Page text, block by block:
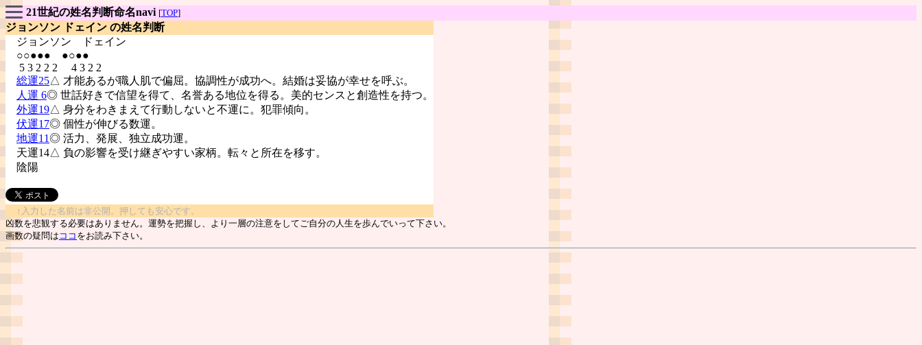
21世紀の姓名判断命名navi [TOP]
ジョンソン ドェイン の姓名判断
ジョンソン
ドェイン
○○●●● ●○●●
5 3 2 2 2 4 3 2 2
総運25△ 才能あるが職人肌で偏屈。協調性が成功へ。結婚は妥協が幸せを呼ぶ。
人運 6◎ 世話好きで信望を得て、名誉ある地位を得る。美的センスと創造性を持つ。
外運19△ 身分をわきまえて行動しないと不運に。犯罪傾向。
伏運17◎ 個性が伸びる数運。
地運11◎ 活力、発展、独立成功運。
天運14△ 負の影響を受け継ぎやすい家柄。転々と所在を移す。
陰陽
↑入力した名前は非公開。押しても安心です。
凶数を悲観する必要はありません。運勢を把握し、より一層の注意をしてご自分の人生を歩んでいって下さい。
画数の疑問は ココ をお読み下さい。